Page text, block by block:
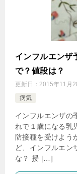
インフルエンザ
で？値段は？
更新日： 2015年11月
病気
インフルエンザの
れで１歳になる乳
防接種を受けよう
ど、インフルエン
な？ 授 […]